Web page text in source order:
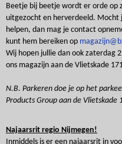
Beetje bij beetje wordt er orde op
uitgezocht en herverdeeld. Mocht
helpen, dan mag je contact
kunt hem bereiken op
Wij hopen jullie dan ook zaterdag
ons magazijn aan de Vlietskade
N.B. Parkeren doe je op het
Products Group aan de Vlietskade
Najaarsrit regio Nijmegen!
Inmiddels is er een najaarsrit in